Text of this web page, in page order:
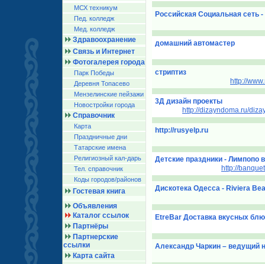
МСХ техникум
Пед. колледж
Мед. колледж
Здравоохранение
Связь и Интернет
Фотогалерея города
Парк Победы
Деревня Топасево
Мензелинские пейзажи
Новостройки города
Справочник
Карта
Праздничные дни
Татарские имена
Религиозный кал-дарь
Тел. справочник
Коды городов/райoнов
Гостевая книга
Объявления
Каталог ссылок
Партнёры
Партнерские
ссылки
Карта сайта
Российская Социальная сеть -
домашний автомастер
стриптиз
http://
3Д дизайн проекты
http://dizayndoma.ru/
http://rusyelp.ru
Детские праздники - Лимпопо
http://
Дискотека Одесса - Riviera
EtreBar Доставка вкусных
Александр Чаркин – ведущий